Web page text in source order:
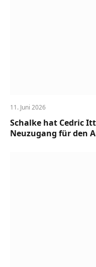
11. Juni 2026
Schalke hat Cedric
Neuzugang für den